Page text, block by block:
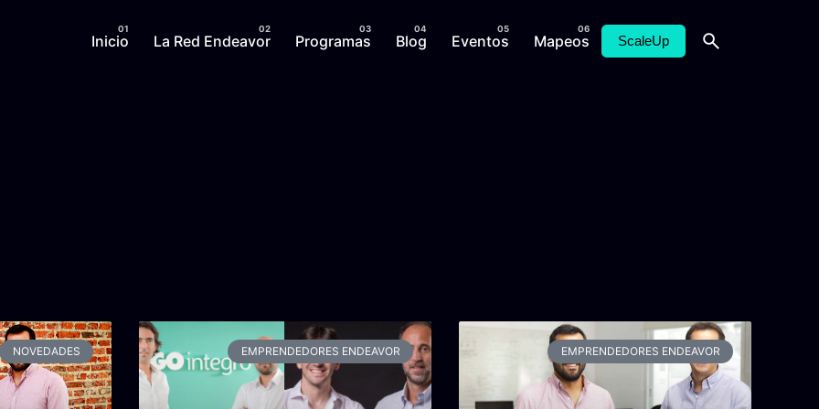
Inicio La Red Endeavor Programas Blog Eventos Mapeos ScaleUp
NOVEDADES EMPRENDEDORES ENDEAVOR EMPRENDEDORES ENDEAVOR